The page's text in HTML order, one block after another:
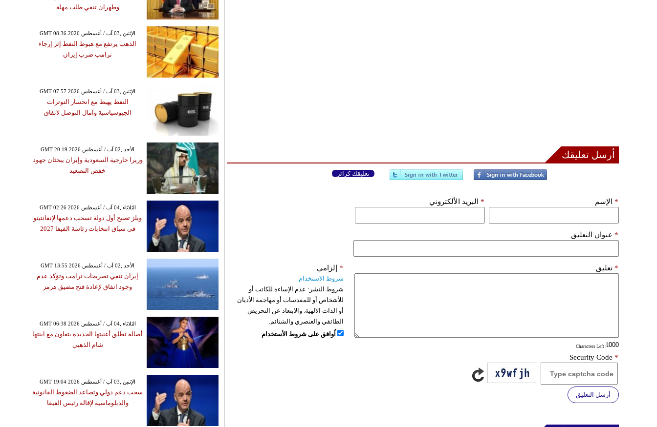
أرسل تعليقك
تعليقك كزائر
الإسم * البريد الألكتروني *
عنوان التعليق *
تعليق *
: Characters Left
إلزامي *
شروط الاستخدام
شروط النشر: عدم الإساءة للكاتب أو
للأشخاص أو للمقدسات أو مهاجمة الأديان
أو الذات الالهية. والابتعاد عن التحريض
الطائفي والعنصري والشتائم.
اُوافق على شروط الأستخدام
Security Code *
أرسل التعليق
وطهران تنفي طلب مهلة
GMT 08:36 2026 الإثنين ,03 آب / أغسطس
الذهب يرتفع مع هبوط النفط إثر إرجاء
ترامب ضرب إيران
GMT 07:57 2026 الإثنين ,03 آب / أغسطس
النفط يهبط مع انحسار التوترات
الجيوسياسية وآمال التوصل لاتفاق
GMT 20:19 2026 الأحد ,02 آب / أغسطس
وزيرا خارجية السعودية وإيران يبحثان جهود
خفض التصعيد
GMT 02:26 2026 الثلاثاء ,04 آب / أغسطس
ويلز تصبح أول دولة تسحب دعمها لإنفانتينو
في سباق انتخابات رئاسة الفيفا 2027
GMT 13:55 2026 الأحد ,02 آب / أغسطس
إيران تنفي تصريحات ترامب وتؤكد عدم
وجود اتفاق لإعادة فتح مضيق هرمز
GMT 06:38 2026 الثلاثاء ,04 آب / أغسطس
أصالة تطلق أغنيتها الجديدة بتعاون مع ابنتها
شام الذهبي
GMT 19:04 2026 الإثنين ,03 آب / أغسطس
سحب دعم دولي وتصاعد الضغوط القانونية
والدبلوماسية لإقالة رئيس الفيفا